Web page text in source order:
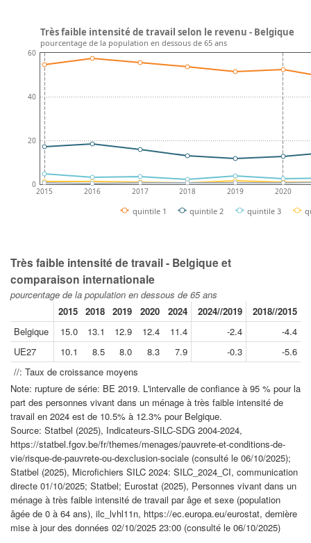
2015 2016 2017 2018 2019 2020
0
20
40
60
quintile 1 quintile 2 quintile 3
Très faible intensité de travail selon le revenu - Belgique
pourcentage de la population en dessous de 65 ans
Très faible intensité de travail - Belgique et
comparaison internationale
pourcentage de la population en dessous de 65 ans
2015 2018 2019 2020 2024 2024//2019
2018//2015
Belgique
15.0 13.1 12.9 12.4 11.4 -2.4
-4.4
UE27
10.1 8.5 8.0 8.3 7.9 -0.3
-5.6
//: Taux de croissance moyens
Note: rupture de série: BE 2019. L'intervalle de confiance à 95 % pour la
part des personnes vivant dans un ménage à très faible intensité de
travail en 2024 est de 10.5% à 12.3% pour Belgique.
Source: Statbel (2025), Indicateurs-SILC-SDG 2004-2024,
https://statbel.fgov.be/fr/themes/menages/pauvrete-et-conditions-de-
vie/risque-de-pauvrete-ou-dexclusion-sociale (consulté le 06/10/2025);
Statbel (2025), Microfichiers SILC 2024: SILC_2024_CI, communication
directe 01/10/2025; Statbel; Eurostat (2025), Personnes vivant dans un
ménage à très faible intensité de travail par âge et sexe (population
âgée de 0 à 64 ans), ilc_lvhl11n, https://ec.europa.eu/eurostat, dernière
mise à jour des données 02/10/2025 23:00 (consulté le 06/10/2025)